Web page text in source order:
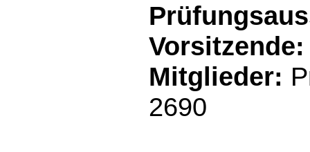
Vorsitzende:
Mitglieder:
2690